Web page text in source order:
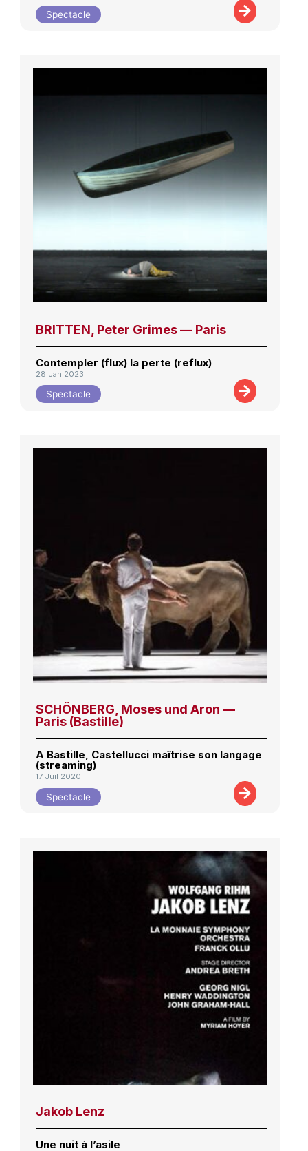
Spectacle
BRITTEN, Peter Grimes — Paris
Contempler (flux) la perte (reflux)
28 Jan 2023
Spectacle
SCHÖNBERG, Moses und Aron —
Paris (Bastille)
A Bastille, Castellucci maîtrise son langage
(streaming)
17 Juil 2020
Spectacle
Jakob Lenz
Une nuit à l’asile